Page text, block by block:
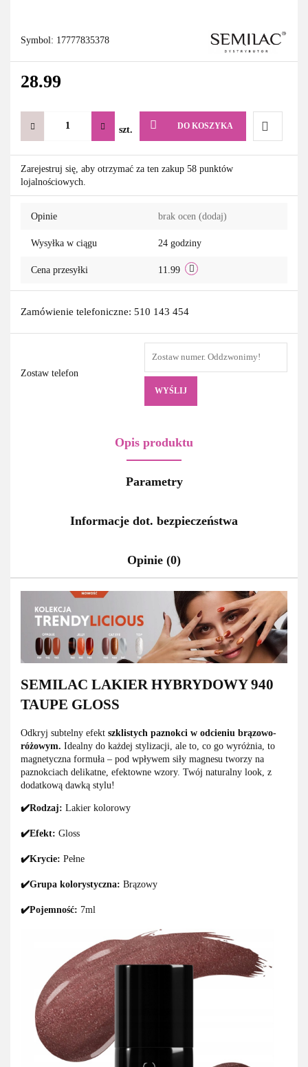
Symbol: 17777835378
28.99
szt. DO KOSZYKA
Do
Zarejestruj się, aby otrzymać za ten zakup 58 punktów
lojalnościowych.
Opinie brak ocen (dodaj)
Wysyłka w ciągu 24 godziny
Cena przesyłki 11.99
Zamówienie telefoniczne: 510 143 454
Zostaw telefon
WYŚLIJ
Opis produktu
Parametry
Informacje dot. bezpieczeństwa
Opinie (0)
SEMILAC LAKIER HYBRYDOWY 940
TAUPE GLOSS
Odkryj subtelny efekt szklistych paznokci w odcieniu brązowo-
różowym. Idealny do każdej stylizacji, ale to, co go wyróżnia, to
magnetyczna formuła – pod wpływem siły magnesu tworzy na
paznokciach delikatne, efektowne wzory. Twój naturalny look, z
dodatkową dawką stylu!
✔️Rodzaj: Lakier kolorowy
✔️Efekt: Gloss
✔️Krycie: Pełne
✔️Grupa kolorystyczna: Brązowy
✔️Pojemność: 7ml